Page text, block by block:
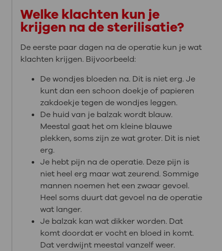
Welke klachten kun je
krijgen na de sterilisatie?
De eerste paar dagen na de operatie kun je wat
klachten krijgen. Bijvoorbeeld:
De wondjes bloeden na. Dit is niet erg. Je
kunt dan een schoon doekje of papieren
zakdoekje tegen de wondjes leggen.
De huid van je balzak wordt blauw.
Meestal gaat het om kleine blauwe
plekken, soms zijn ze wat groter. Dit is niet
erg.
Je hebt pijn na de operatie. Deze pijn is
niet heel erg maar wat zeurend. Sommige
mannen noemen het een zwaar gevoel.
Heel soms duurt dat gevoel na de operatie
wat langer.
Je balzak kan wat dikker worden. Dat
komt doordat er vocht en bloed in komt.
Dat verdwijnt meestal vanzelf weer.